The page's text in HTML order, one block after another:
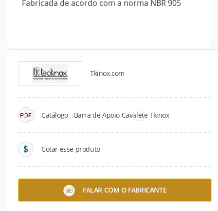
Fabricada de acordo com a norma NBR 905
Tkinox.com
Catálogo - Barra de Apoio Cavalete Tkinox
Cotar esse produto
FALAR COM O FABRICANTE
Catálogos para Download
Barra Meio Cavalete Tkinox